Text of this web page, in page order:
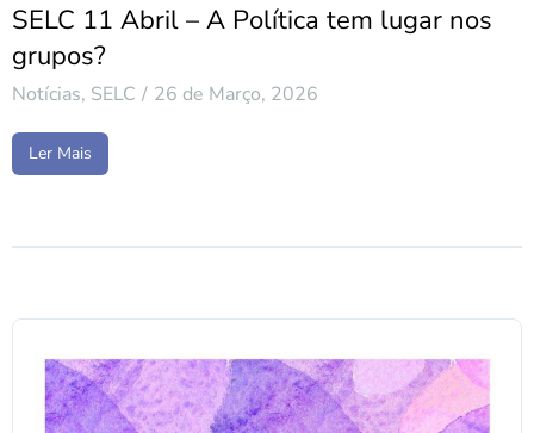
SELC 11 Abril – A Política tem lugar nos
grupos?
Notícias, SELC 26 de Março, 2026
Ler Mais